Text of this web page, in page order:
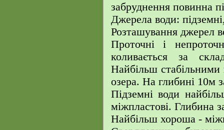
забруднення повинна
Джерела води:
Розташування джерел
Проточні і
коливається за
Найбільш стабільними
озера. На глибині 10м
Підземні води
міжпластові. Глибина
Найбільш хороша -